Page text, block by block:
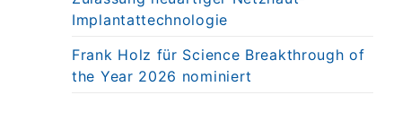
Implantattechnologie
Frank Holz für Science Breakthrough of
the Year 2026 nominiert